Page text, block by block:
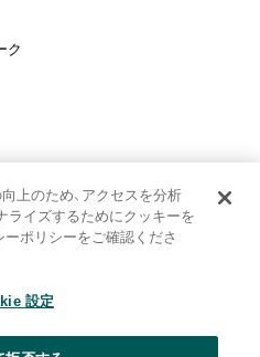
ク
上のため、アクセスを分析
ライズするためにクッキーを
ポリシーをご確認くださ
設定